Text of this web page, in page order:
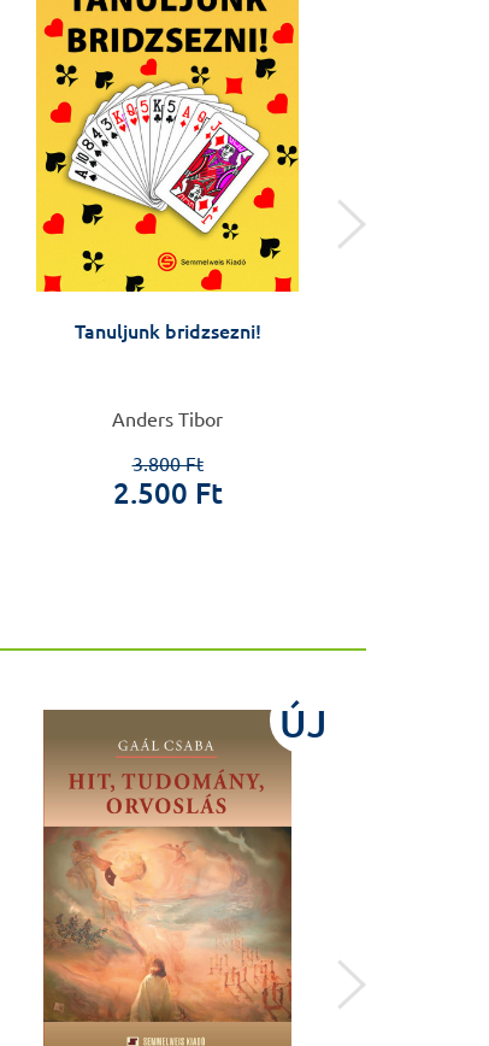
Tanuljunk bridzsezni!
Anders Tibor
3.800 Ft
2.500 Ft
ÚJ